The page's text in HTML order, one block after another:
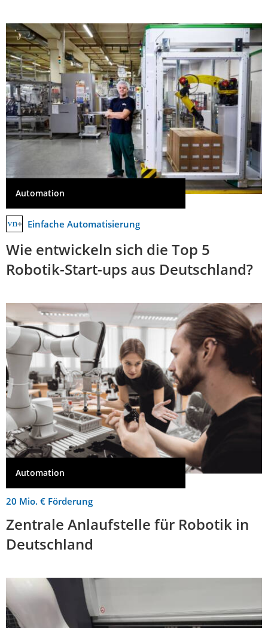
Automation
Einfache Automatisierung
Wie entwickeln sich die Top 5
Robotik-Start-ups aus Deutschland?
Automation
20 Mio. € Förderung
Zentrale Anlaufstelle für Robotik in
Deutschland